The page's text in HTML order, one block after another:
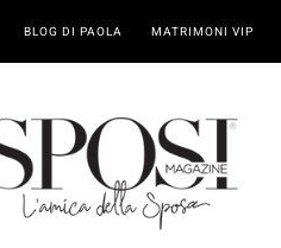
BLOG DI PAOLA MATRIMONI VIP